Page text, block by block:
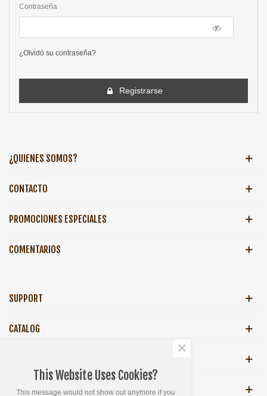
Contraseña
¿Olvidó su contraseña?
Registrarse
¿QUIENES SOMOS?
CONTACTO
PROMOCIONES ESPECIALES
COMENTARIOS
SUPPORT
CATALOG
GET SOCIAL
This Website Uses Cookies?
This message would not show out anymore if you
×